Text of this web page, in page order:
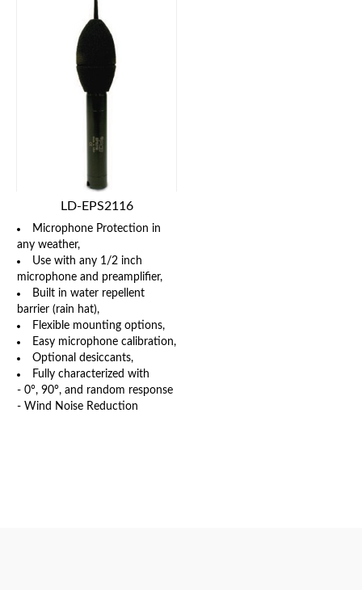
LD-EPS2116
Microphone Protection in
any weather,
Use with any 1/2 inch
microphone and preamplifier,
Built in water repellent
barrier (rain hat),
Flexible mounting options,
Easy microphone calibration,
Optional desiccants,
Fully characterized with
- 0°, 90°, and random response
- Wind Noise Reduction